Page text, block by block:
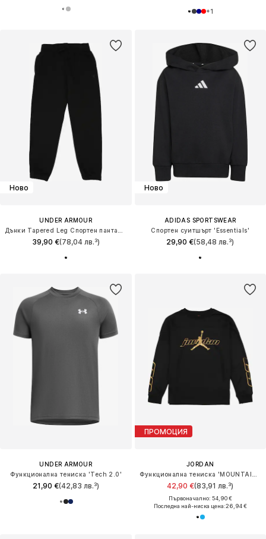
+1
Ново
UNDER ARMOUR
39,90 €(78,04 лв.³)
Ново
ADIDAS SPORTSWEAR
Спортен суитшърт 'Essentials'
29,90 €(58,48 лв.³)
UNDER ARMOUR
Функционална тениска 'Tech 2.0'
21,90 €(42,83 лв.³)
ПРОМОЦИЯ
JORDAN
42,90 €(83,91 лв.³)
Първоначално: 54,90 €
Последна най-ниска цена:26,94 €